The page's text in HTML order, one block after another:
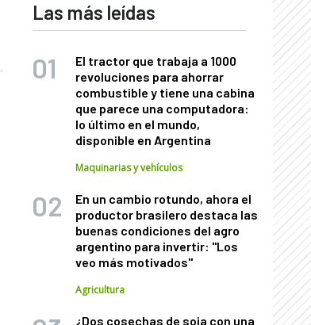
Las más leídas
El tractor que trabaja a 1000
revoluciones para ahorrar
combustible y tiene una cabina
que parece una computadora:
lo último en el mundo,
disponible en Argentina
Maquinarias y vehículos
En un cambio rotundo, ahora el
productor brasilero destaca las
buenas condiciones del agro
argentino para invertir: "Los
veo más motivados"
Agricultura
¿Dos cosechas de soja con una